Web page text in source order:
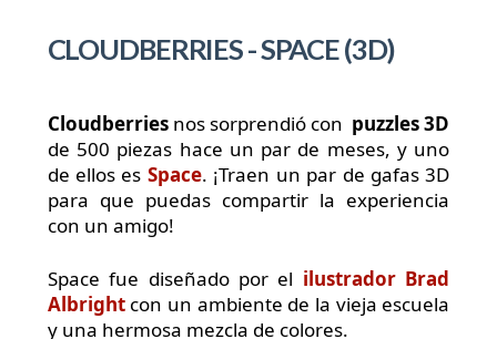
CLOUDBERRIES - SPACE (3D)
Cloudberriesnos sorprendió con puzzles 3D
de 500 piezas hace un par de meses, y uno
de ellos es Space. ¡Traen un par de gafas 3D
para que puedas compartir la experiencia
con un amigo!
Space fue diseñado por el ilustrador Brad
Albrightcon un ambiente de la vieja escuela
y una hermosa mezcla de colores.